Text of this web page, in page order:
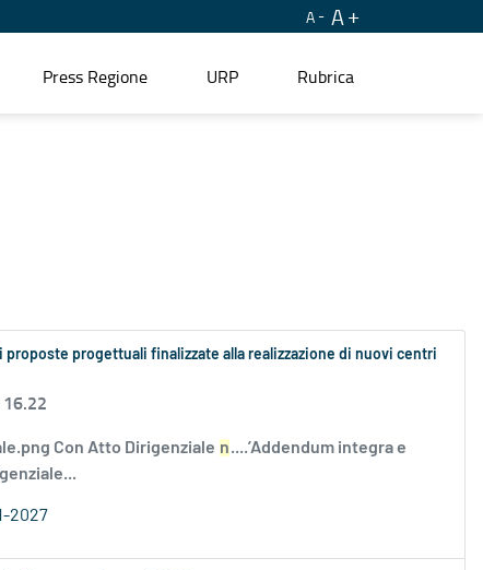
A A
Press Regione URP Rubrica
progettuali finalizzate alla realizzazione di nuovi centri
Con Atto Dirigenziale n....’Addendum integra e
2027